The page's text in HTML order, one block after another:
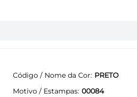
Código / Nome da Cor PRETO
Motivo / Estampas 00084